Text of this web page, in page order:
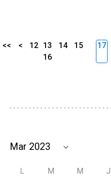
<< < 12 13 14
15
16
17
L M M J